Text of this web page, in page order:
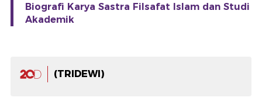
Biografi Karya Sastra Filsafat Islam dan Studi
Akademik
(TRIDEWI)